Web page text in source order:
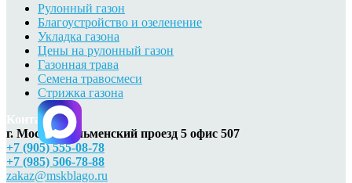
Рулонный газон
Благоустройство и озеленение
Укладка газона
Цены на рулонный газон
Газонная трава
Семена травосмеси
Стрижка газона
Контакты
г. Москва, Ильменский проезд 5 офис 507
+7 (905) 555-08-78
+7 (985) 506-78-88
zakaz@mskblago.ru